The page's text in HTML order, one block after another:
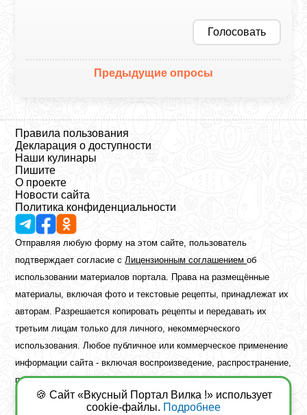
Голосовать
Предыдущие опросы
Правила пользования
Декларация о доступности
Наши кулинары
Пишите
О проекте
Новости сайта
Политика конфиденциальности
Отправляя любую форму на этом сайте, пользователь
подтверждает согласие сЛицензионным соглашениемоб
использовании материалов портала. Права на размещённые
материалы, включая фото и текстовые рецепты, принадлежат их
авторам. Разрешается копировать рецепты и передавать их
третьим лицам только для личного, некоммерческого
использования. Любое публичное или коммерческое применение
информации сайта - включая воспроизведение, распространение,
публикацию или обработку - возможно лишь при наличии
предварительного письменного разрешения правообладателя.
🍪 Сайт «Вкусный Портал Вилка !» использует
cookie-файлы. Подробнее